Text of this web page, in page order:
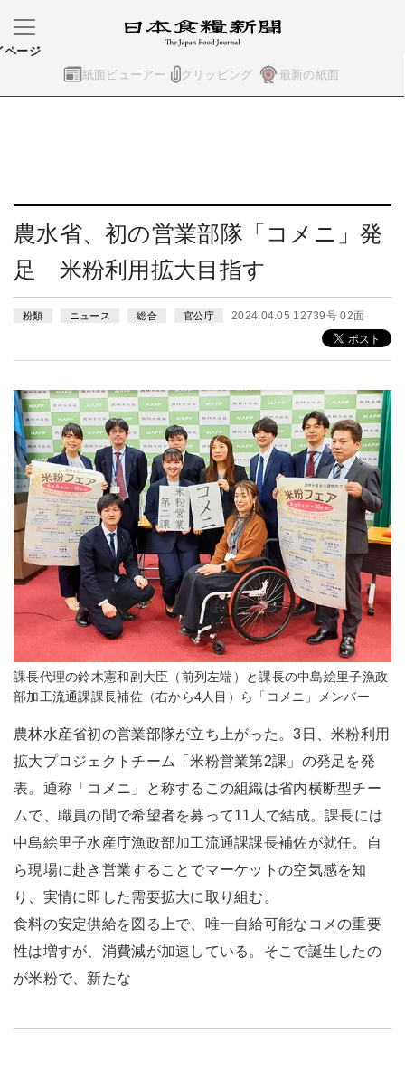
紙面ビューアー クリッピング 最新の紙面
ページ
農水省、初の営業部隊「コメニ」発
足 米粉利用拡大目指す
粉類 ニュース 総合 官公庁 2024.04.05 12739号 02面
課長代理の鈴木憲和副大臣（前列左端）と課長の中島絵里子漁政
部加工流通課課長補佐（右から4人目）ら「コメニ」メンバー
農林水産省初の営業部隊が立ち上がった。3日、米粉利用
拡大プロジェクトチーム「米粉営業第2課」の発足を発
表。通称「コメニ」と称するこの組織は省内横断型チー
ムで、職員の間で希望者を募って11人で結成。課長には
中島絵里子水産庁漁政部加工流通課課長補佐が就任。自
ら現場に赴き営業することでマーケットの空気感を知
り、実情に即した需要拡大に取り組む。
食料の安定供給を図る上で、唯一自給可能なコメの重要
性は増すが、消費減が加速している。そこで誕生したの
が米粉で、新たな